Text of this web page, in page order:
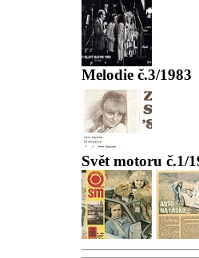
Melodie č.3/1983
Svět motoru č.1/